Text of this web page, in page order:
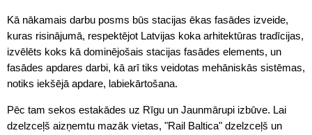
Kā nākamais darbu posms būs stacijas ēkas fasādes izveide,
kuras risinājumā, respektējot Latvijas koka arhitektūras tradīcijas,
izvēlēts koks kā dominējošais stacijas fasādes elements, un
fasādes apdares darbi, kā arī tiks veidotas mehāniskās sistēmas,
notiks iekšējā apdare, labiekārtošana.
Pēc tam sekos estakādes uz Rīgu un Jaunmārupi izbūve. Lai
dzelzceļš aizņemtu mazāk vietas, "Rail Baltica" dzelzceļš un